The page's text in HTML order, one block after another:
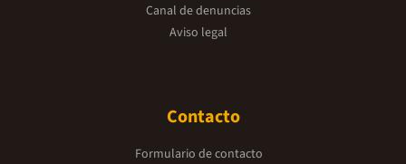
Canal de denuncias
Aviso legal
Contacto
Formulario de contacto